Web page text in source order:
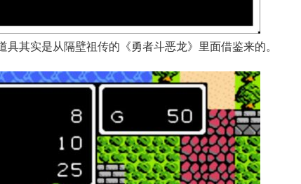
其实是从隔壁祖传的《勇者斗恶龙》里面借鉴来的。